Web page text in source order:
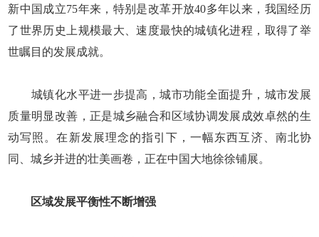
新中国成立75年来，特别是改革开放40多年以来，我国经历
了世界历史上规模最大、速度最快的城镇化进程，取得了举
世瞩目的发展成就。
城镇化水平进一步提高，城市功能全面提升，城市发展
质量明显改善，正是城乡融合和区域协调发展成效卓然的生
动写照。在新发展理念的指引下，一幅东西互济、南北协
同、城乡并进的壮美画卷，正在中国大地徐徐铺展。
区域发展平衡性不断增强